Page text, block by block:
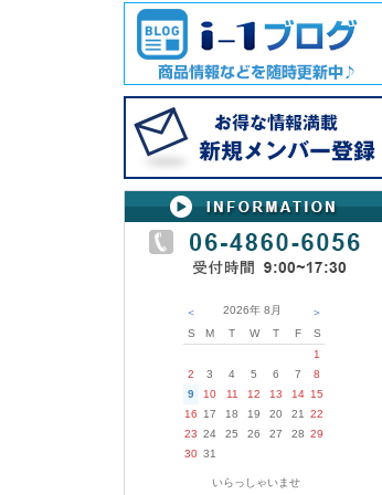
＜ 2026年 8月
＞
S
M T W T F
S
1
2
3 4 5 6 7
8
9
10 11 12 13 14 15
16
17 18 19 20 21
22
23 24 25 26 27 28 29
30 31
いらっしゃいませ